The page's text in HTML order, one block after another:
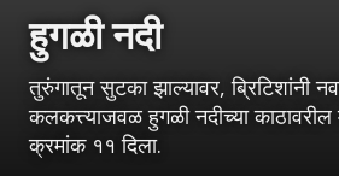
हुगळी नदी
तुरुंगातून सुटका झाल्यावर, ब्रिटिशांनी
कलकत्त्याजवळ हुगळी नदीच्या काठावरील
क्रमांक ११ दिला.